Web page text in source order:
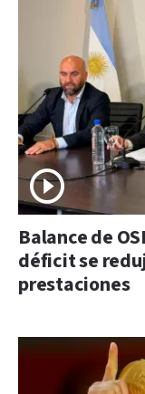
Balance de
déficit se
prestaciones